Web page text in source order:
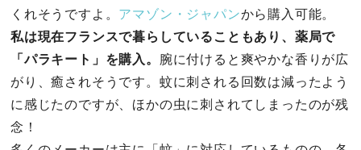
くれそうですよ。 アマゾン・ジャパンから購入可能。
私は現在フランスで暮らしていることもあり、薬局で
「パラキート」を購入。 腕に付けると爽やかな香りが広
がり、癒されそうです。蚊に刺される回数は減ったよう
に感じたのですが、ほかの虫に刺されてしまったのが残
念！